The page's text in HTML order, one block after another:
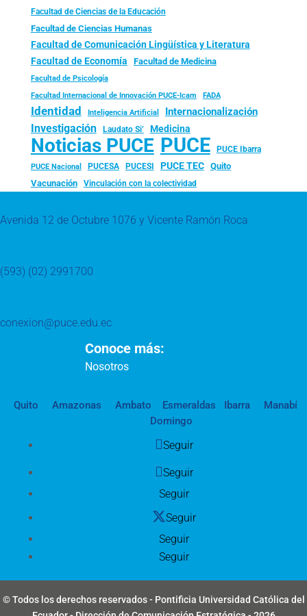
Facultad de Ciencias de la Educación
Facultad de Ciencias Humanas
Facultad de Comunicación Lingüística y Literatura
Facultad de Economía Facultad de Medicina
Facultad de Psicología
Facultad Internacional de Innovación PUCE-Icam FADA
Identidad Inteligencia Artificial Internacionalización
Investigación Laudato Si’ Medicina
Noticias PUCE PUCE PUCE Ibarra
PUCE Nacional PUCESA PUCESI PUCE TEC
Quito
Vacunación
Vinculación con la colectividad
Avenida 12 de Octubre 1076 y Vicente Ramón Roca
(593) (02) 2991700
conexion@puce.edu.ec
Conoce más:
Nosotros
Quito Amazonas Ambato Esmeraldas Ibarra
Manabí
Domingo
Seguir
Seguir
Seguir
Seguir
Seguir
Seguir
© Todos los derechos reservados - Pontificia Universidad Católica del